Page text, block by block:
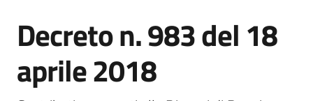
Decreto n. 983 del 18
aprile 2018